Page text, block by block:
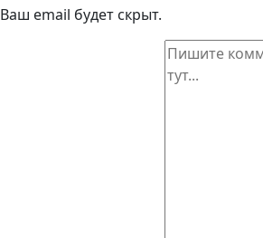
Ваш email будет скрыт.